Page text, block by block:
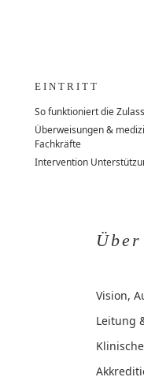
EINTRITT
So funktioniert die
Überweisungen &
Fachkräfte
Intervention
Vision,
Leitung